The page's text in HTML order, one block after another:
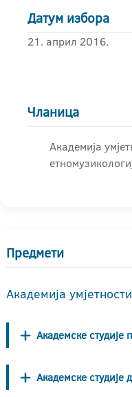
Датум избора
21. април 2016.
Чланица
Академија
Предмети
Академија умјетности
Академске студије
Академске студије